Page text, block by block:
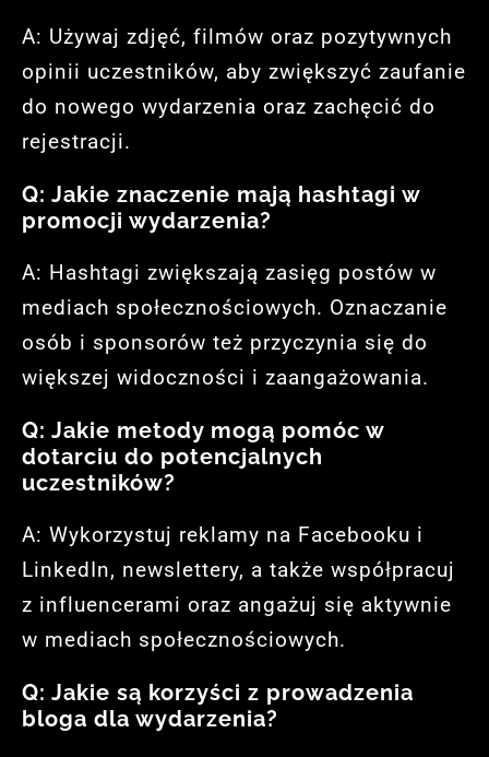
A: Używaj zdjęć, filmów oraz pozytywnych
opinii uczestników, aby zwiększyć zaufanie
do nowego wydarzenia oraz zachęcić do
rejestracji.
Q: Jakie znaczenie mają hashtagi w
promocji wydarzenia?
A: Hashtagi zwiększają zasięg postów w
mediach społecznościowych. Oznaczanie
osób i sponsorów też przyczynia się do
większej widoczności i zaangażowania.
Q: Jakie metody mogą pomóc w
dotarciu do potencjalnych
uczestników?
A: Wykorzystuj reklamy na Facebooku i
LinkedIn, newslettery, a także współpracuj
z influencerami oraz angażuj się aktywnie
w mediach społecznościowych.
Q: Jakie są korzyści z prowadzenia
bloga dla wydarzenia?